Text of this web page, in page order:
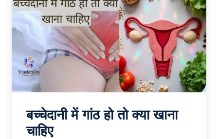
बच्चेदानी में गांठ हो तो क्या खाना
चाहिए